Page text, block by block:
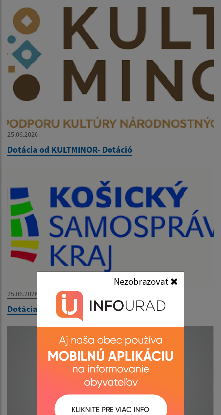
Nezobrazovať
25.06.2026
Dotácia od KULTMINOR- Dotáció
25.06.2026
Dotácia od KSK- Kassa Megye támogatása